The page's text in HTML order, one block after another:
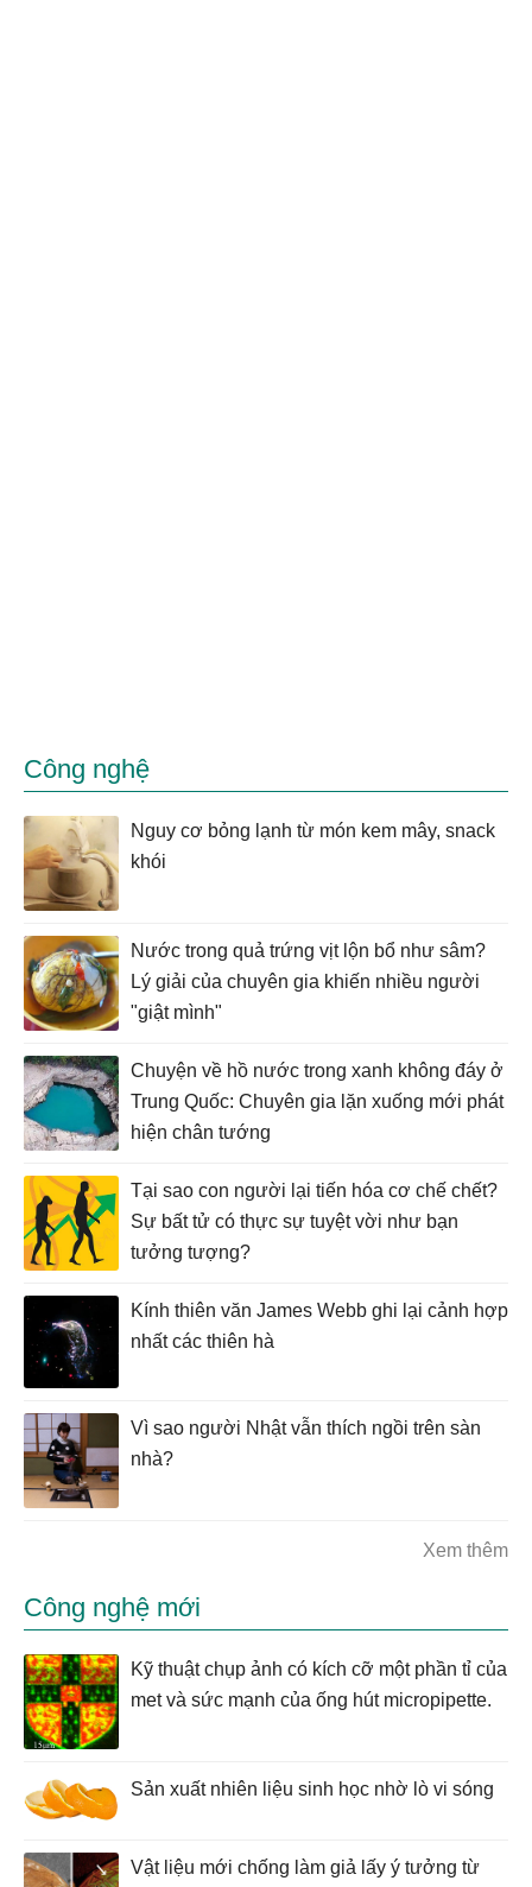
Công nghệ
Nguy cơ bỏng lạnh từ món kem mây, snack
khói
Nước trong quả trứng vịt lộn bổ như sâm?
Lý giải của chuyên gia khiến nhiều người
"giật mình"
Chuyện về hồ nước trong xanh không đáy ở
Trung Quốc: Chuyên gia lặn xuống mới phát
hiện chân tướng
Tại sao con người lại tiến hóa cơ chế chết?
Sự bất tử có thực sự tuyệt vời như bạn
tưởng tượng?
Kính thiên văn James Webb ghi lại cảnh hợp
nhất các thiên hà
Vì sao người Nhật vẫn thích ngồi trên sàn
nhà?
Xem thêm
Công nghệ mới
Kỹ thuật chụp ảnh có kích cỡ một phần tỉ của
met và sức mạnh của ống hút micropipette.
Sản xuất nhiên liệu sinh học nhờ lò vi sóng
Vật liệu mới chống làm giả lấy ý tưởng từ